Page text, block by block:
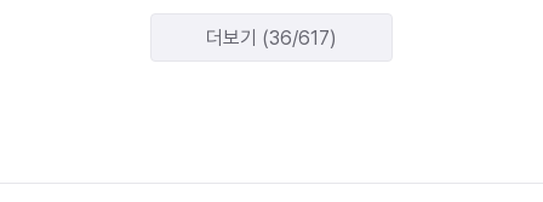
더보기 (36/617)